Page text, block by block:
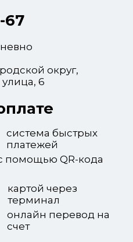
67
округ,
6
система быстрых
платежей
помощью QR-кода
картой через
терминал
онлайн перевод на
счет